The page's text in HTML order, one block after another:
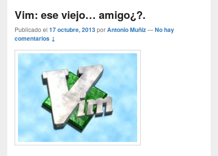
Vim: ese viejo… amigo¿?.
Publicado el 17 octubre, 2013porAntonio Muñiz—No hay
comentarios ↓